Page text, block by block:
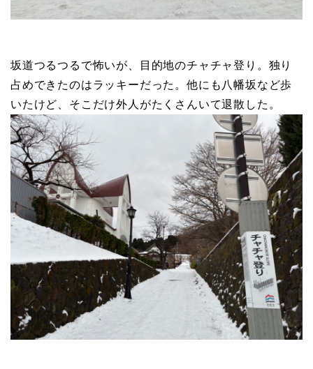
坂道つるつるで怖いが、目的地のチャチャ登り。独り
占めできたのはラッキーだった。他にも八幡坂など歩
いたけど、そこだけ外人がたくさんいて退散した。